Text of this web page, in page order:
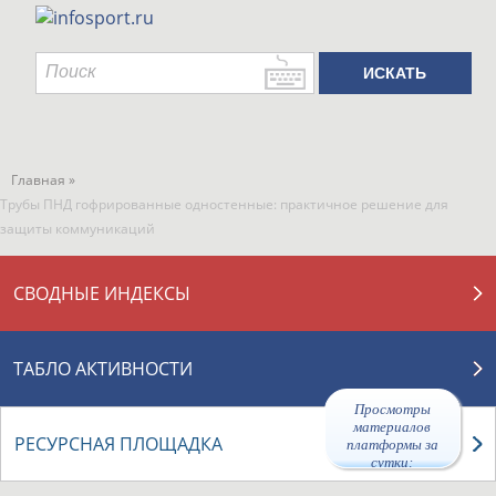
Просмотры
материалов
платформы за
сутки:
Главная »
Трубы ПНД гофрированные одностенные: практичное решение для
защиты коммуникаций
СВОДНЫЕ ИНДЕКСЫ
ТАБЛО АКТИВНОСТИ
РЕСУРСНАЯ ПЛОЩАДКА